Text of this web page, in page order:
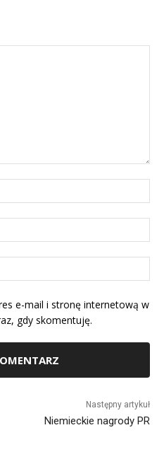
e-mail i stronę internetową w
gdy skomentuję.
Następny artykuł
Niemieckie nagrody PR